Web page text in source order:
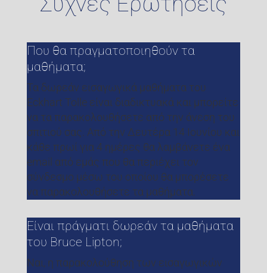
Που θα πραγματοποιηθούν τα
μαθήματα;
Τα δωρεάν εισαγωγικά μαθήματα του
Eckhart Tolle είναι διαδικτυακά και μπορείτε
να τα παρακολουθήσετε από την άνεση του
σπιτιού σας. Από την Δευτέρα 14 Ιουνίου και
κάθε πρωί για 4 ημέρες θα λαμβάνετε ένα
email από εμάς που θα περιέχει τον
σύνδεσμο μέσω του οποίου θα μπορέσετε
να παρακολουθήσετε τα μαθήματα.
Είναι πράγματι δωρεάν τα μαθήματα
του Bruce Lipton;
Ναι, η παρακολούθηση των εισαγωγικών